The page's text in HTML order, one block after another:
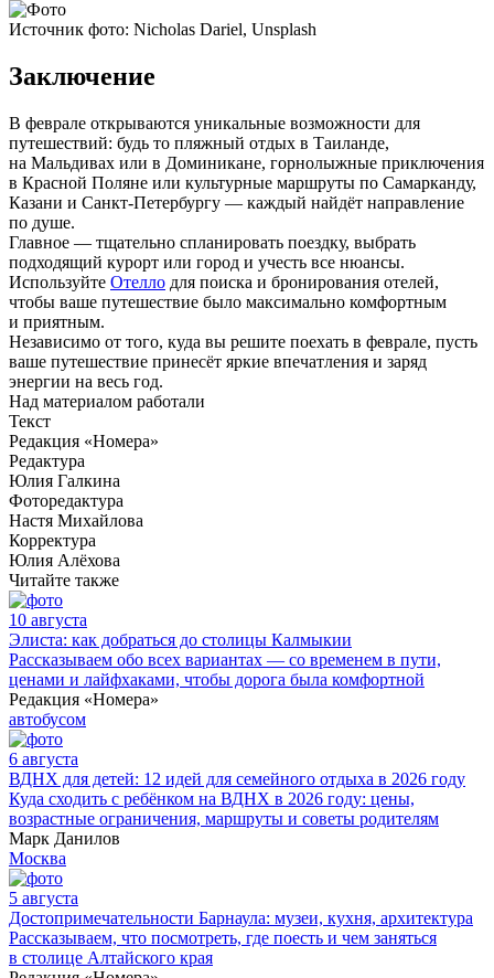
Источник фото: Nicholas Dariel, Unsplash
Заключение
В феврале открываются уникальные возможности для
путешествий: будь то пляжный отдых в Таиланде,
на Мальдивах или в Доминикане, горнолыжные приключения
в Красной Поляне или культурные маршруты по Самарканду,
Казани и Санкт-Петербургу — каждый найдёт направление
по душе.
Главное — тщательно спланировать поездку, выбрать
подходящий курорт или город и учесть все нюансы.
Используйте Отелло для поиска и бронирования отелей,
чтобы ваше путешествие было максимально комфортным
и приятным.
Независимо от того, куда вы решите поехать в феврале, пусть
ваше путешествие принесёт яркие впечатления и заряд
энергии на весь год.
Над материалом работали
Текст
Редакция «Номера»
Редактура
Юлия Галкина
Фоторедактура
Настя Михайлова
Корректура
Юлия Алёхова
Читайте также
10 августа
Элиста: как добраться до столицы Калмыкии
Рассказываем обо всех вариантах — со временем в пути,
ценами и лайфхаками, чтобы дорога была комфортной
Редакция «Номера»
автобусом
6 августа
ВДНХ для детей: 12 идей для семейного отдыха в 2026 году
Куда сходить с ребёнком на ВДНХ в 2026 году: цены,
возрастные ограничения, маршруты и советы родителям
Марк Данилов
Москва
5 августа
Достопримечательности Барнаула: музеи, кухня, архитектура
Рассказываем, что посмотреть, где поесть и чем заняться
в столице Алтайского края